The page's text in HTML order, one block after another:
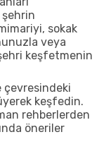
sokak
veya
keşfetmenin
çevresindeki
keşfedin.
rehberlerden
öneriler